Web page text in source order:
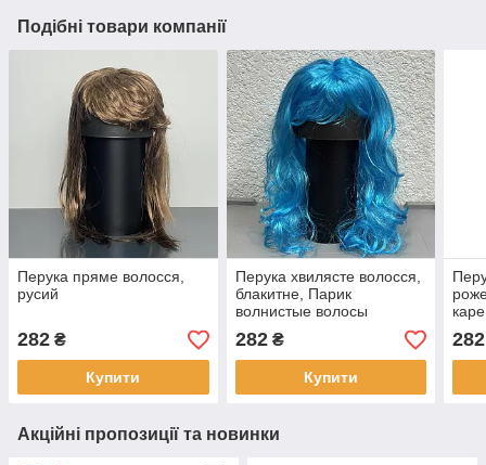
Подібні товари компанії
Перука пряме волосся,
русий
282 ₴
Купити
Перука хвилясте волосся,
блакитне, Парик
волнистые волосы
282₴
Купити
каре
282
Акційні пропозиції та новинки